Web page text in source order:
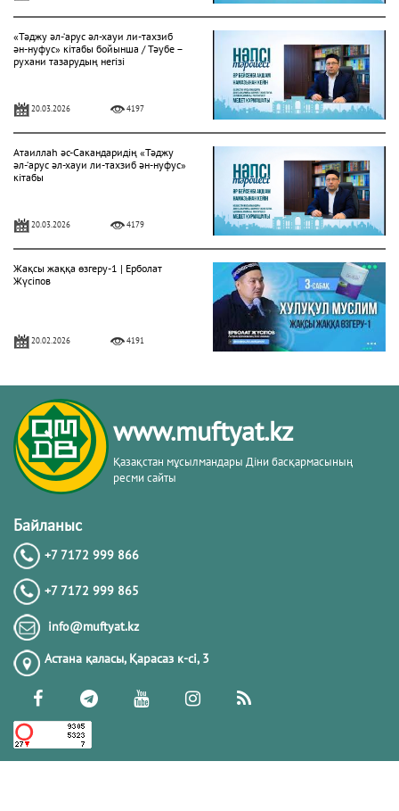
«Тәджу әл-‘арус әл-хауи ли-тахзиб
ән-нуфус» кітабы бойынша / Тәубе –
рухани тазарудың негізі
20.03.2026 4197
Атаиллаһ әс-Сакандаридің «Тәджу
әл-‘арус әл-хауи ли-тахзиб ән-нуфус»
кітабы
20.03.2026 4179
Жақсы жаққа өзгеру-1 | Ерболат
Жүсіпов
20.02.2026 4191
Жүрек сырлары 2-дәріс. Тәубе
тақырыбы. Әр-рисала әл-Қушайрия
кітабы негізінде
20.02.2026
20.02.2026
РАМАЗАН – РАХЫМ, КЕШІРІМ ЖӘНЕ
ТОЗАҚТАН ҚҰТЫЛУ АЙЫ
19.02.2026 7393
РАМАЗАН ҚАРСАҢЫНДАҒЫ
www.muftyat.kz
Қазақстан мұсылмандары Діни басқармасының
ресми сайты
Байланыс
+7 7172 999 866
+7 7172 999 865
info@muftyat.kz
Астана қаласы, Қарасаз к-сi, 3